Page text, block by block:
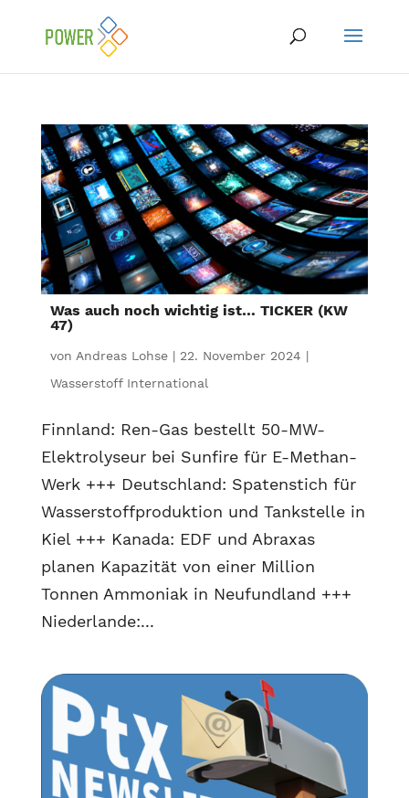
Was auch noch wichtig ist… TICKER (KW
47)
von Andreas Lohse| 22. November 2024 |
Wasserstoff International
Finnland: Ren-Gas bestellt 50-MW-
Elektrolyseur bei Sunfire für E-Methan-
Werk +++ Deutschland: Spatenstich für
Wasserstoffproduktion und Tankstelle in
Kiel +++ Kanada: EDF und Abraxas
planen Kapazität von einer Million
Tonnen Ammoniak in Neufundland +++
Niederlande:...